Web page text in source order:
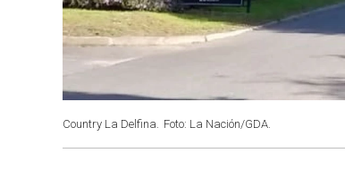
Country La Delfina. Foto: La Nación/GDA.